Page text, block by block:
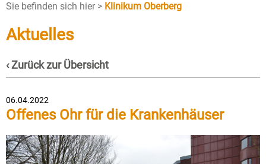
Sie befinden sich hier > Klinikum Oberberg
Aktuelles
‹ Zurück zur Übersicht
06.04.2022
Offenes Ohr für die Krankenhäuser